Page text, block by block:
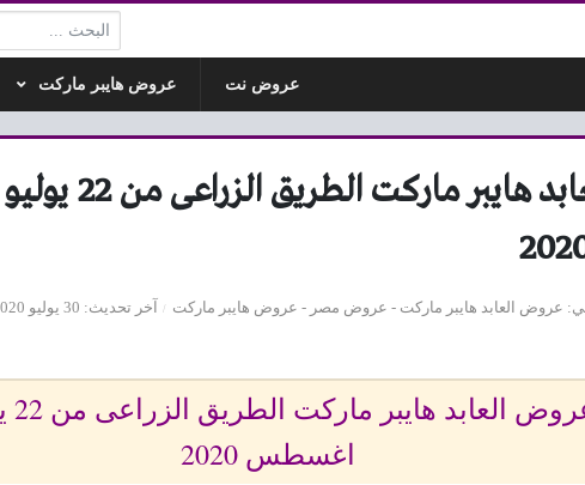
البحث:
عروض نت عروض هايبر ماركت
عروض العابد هايبر ماركت - عروض مصر - عروض هايبر ماركت آخر تحديث 30 يوليو 2020 - 1:09م
اغسطس 2020